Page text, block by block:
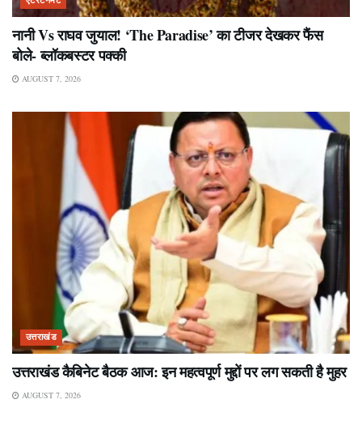
नानी Vs राघव जुयाल! ‘The Paradise’ का टीजर देखकर फैंस
बोले- ब्लॉकबस्टर पक्की
AUGUST 7, 2026
उत्तराखंड
उत्तराखंड कैबिनेट बैठक आज: इन महत्वपूर्ण मुद्दों पर लग सकती है मुहर
AUGUST 7, 2026